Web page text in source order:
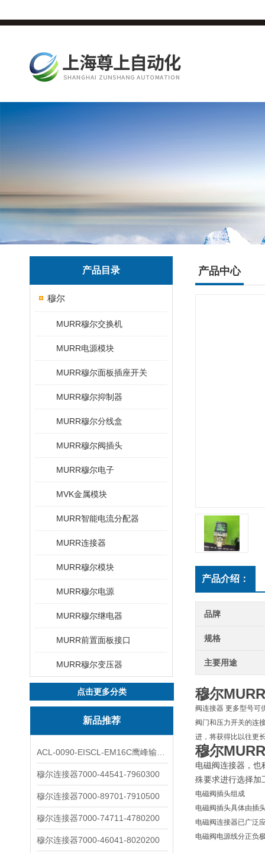
产品目录
穆尔
MURR穆尔交换机
MURR电源模块
MURR穆尔面板插座开关
MURR穆尔抑制器
MURR穆尔分线盒
MURR穆尔阀插头
MURR穆尔电子
MVK金属模块
MURR智能电流分配器
MURR连接器
MURR穆尔模块
MURR穆尔电源
MURR穆尔继电器
MURR前置面板接口
MURR穆尔变压器
点击更多分类
新品推荐
穆尔连接器7000-44541-7960300
穆尔连接器7000-89701-7910500
穆尔连接器7000-74711-4780200
穆尔连接器7000-46041-8020200
产品中心
产品介绍：
品牌
规格
主要用途
穆尔
阀连接器 更多型号可
阀门和压力开关的连
进，将获得比以往更
穆尔
电磁阀连接器，也
殊要求进行选择加
电磁阀插头组成
电磁阀插头具体由插
电磁阀连接器已广泛
电磁阀电源线分正负